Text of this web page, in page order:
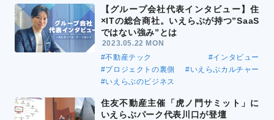
【グループ会社代表インタビュー】住
×ITの総合商社。いえらぶが持つ”SaaS
ではない強み”とは
2023.05.22 MON
#不動産テック
#インタビュー
#プロジェクトの裏側
#いえらぶカルチャー
#いえらぶのビジネス
住友不動産主催「虎ノ門サミット」に
いえらぶパーク代表川口が登壇